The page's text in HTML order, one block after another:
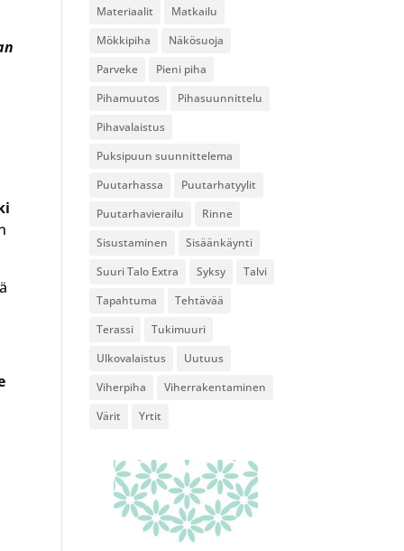
Materiaalit
Matkailu
Mökkipiha
Näkösuoja
Parveke
Pieni piha
Pihamuutos
Pihasuunnittelu
Pihavalaistus
Puksipuun suunnittelema
Puutarhassa
Puutarhatyylit
Puutarhavierailu
Rinne
Sisustaminen
Sisäänkäynti
Suuri Talo Extra
Syksy
Talvi
Tapahtuma
Tehtävää
Terassi
Tukimuuri
Ulkovalaistus
Uutuus
Viherpiha
Viherrakentaminen
Värit
Yrtit